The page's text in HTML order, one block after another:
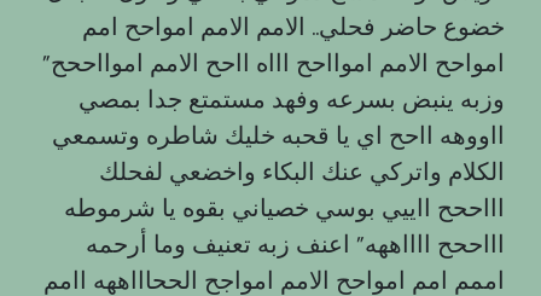
خضوع حاضر فحلي.. الامم الامم امواحح امم
امواحح الامم اموااحح اااه ااحح الامم اموااححح”
وزبه ينبض بسرعه وفهد مستمتع جدا بمصي
ااووهه ااحح اي يا قحبه خليك شاطره وتسمعي
الكلام واتركي عنك البكاء واخضعي لفحلك
اااححح ااييي بوسي خصياني بقوه يا شرموطه
اااححح ااااههه” اعنف زبه تعنيف وما أرحمه
اممم امم امواحح الامم امواجح الححاااههه اامم